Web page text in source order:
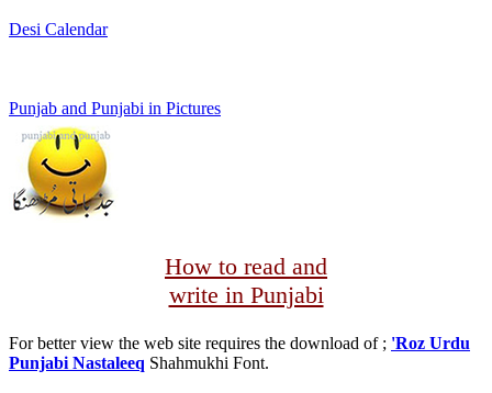
Desi Calendar
Punjab and Punjabi in Pictures
How to read and
write in Punjabi
For better view the web site requires the download of ; 'Roz Urdu
Punjabi Nastaleeq Shahmukhi Font.